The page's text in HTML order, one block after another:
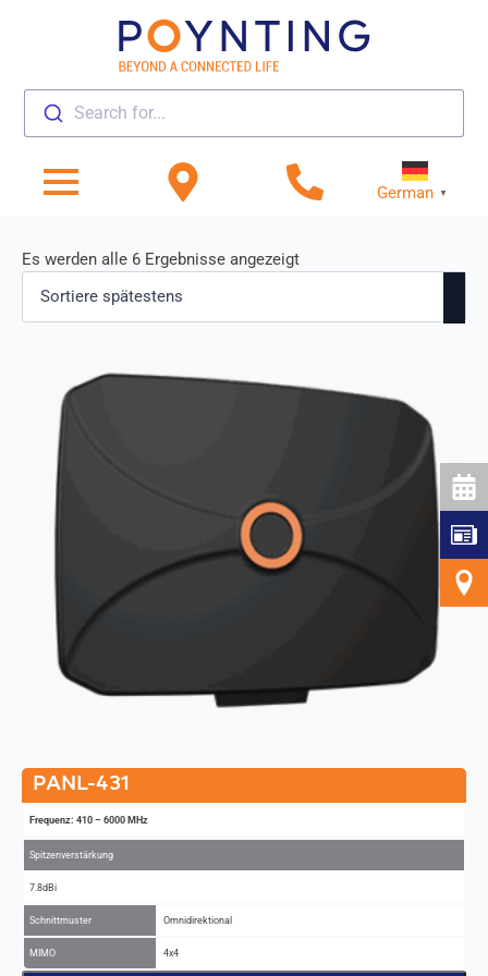
Search for...
German ▼
Es werden alle 6 Ergebnisse angezeigtSortiert
PANL-431
Frequenz: 410 – 6000 MHz
Spitzenverstärkung
7.8dBi
Schnittmuster Omnidirektional
MIMO 4x4